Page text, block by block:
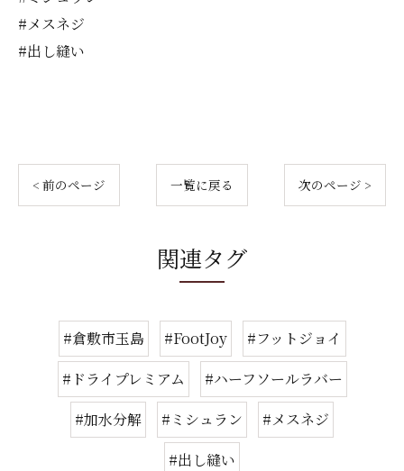
#メスネジ
#出し縫い
< 前のページ 一覧に戻る 次のページ >
関連タグ
#倉敷市玉島 #FootJoy
#フットジョイ
#ドライプレミアム
#ハーフソールラバー
#加水分解
#ミシュラン
#メスネジ
#出し縫い